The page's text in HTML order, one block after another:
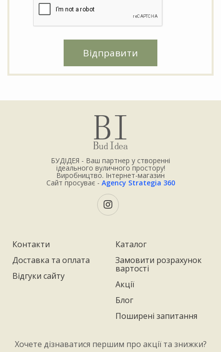
Відправити
БУДІДЕЯ - Ваш партнер у створенні
ідеального вуличного простору!
Виробництво. Інтернет-магазин
Сайт просуває - Agency Strategia 360
Контакти
Доставка та оплата
Відгуки сайту
Каталог
Замовити розрахунок
вартості
Акції
Блог
Поширені запитання
Хочете дізнаватися першим про акції та знижки?